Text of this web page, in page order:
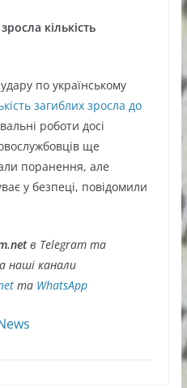
кількість
по українському
загиблих зросла до
роботи досі
ще
поранення, але
у безпеці, повідомили
в Telegram та
наші канали
та WhatsApp